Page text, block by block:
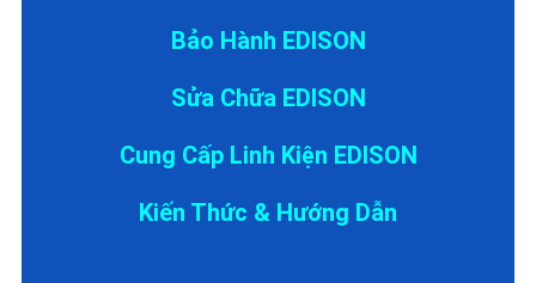
Bảo Hành EDISON
Sửa Chữa EDISON
Cung Cấp Linh Kiện EDISON
Kiến Thức & Hướng Dẫn